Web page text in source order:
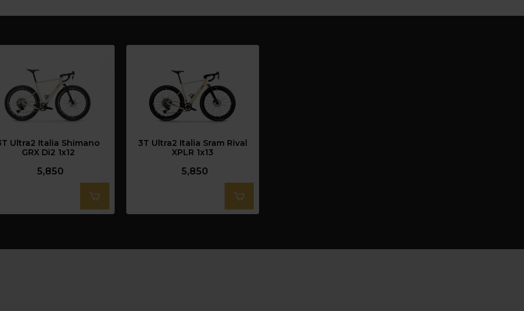
Ultra2 Italia Shimano
GRX Di2 1x12
5,850
3T Ultra2 Italia Sram Rival
XPLR 1x13
5,850